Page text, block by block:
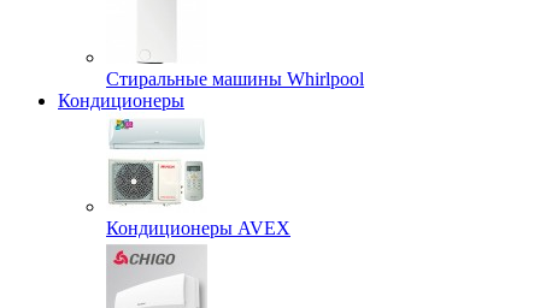
Стиральные машины Whirlpool
Кондиционеры
Кондиционеры AVEX